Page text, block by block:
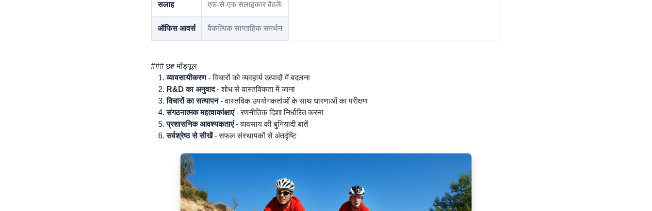
सलाह एक-से-एक सलाहकार बैठकें
ऑफिस आवर्स वैकल्पिक साप्ताहिक समर्थन
### छह मॉड्यूल
व्यावसायीकरण- विचारों को व्यवहार्य उत्पादों में बदलना
R&D का अनुवाद- शोध से वास्तविकता में जाना
विचारों का सत्यापन- वास्तविक उपयोगकर्ताओं के साथ धारणाओं का परीक्षण
संगठनात्मक महत्वाकांक्षाएं- रणनीतिक दिशा निर्धारित करना
प्रशासनिक आवश्यकताएं- व्यवसाय की बुनियादी बातें
सर्वश्रेष्ठ से सीखें- सफल संस्थापकों से अंतर्दृष्टि